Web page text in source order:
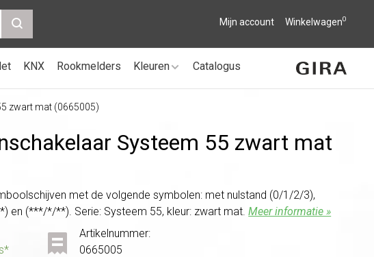
Mijn account Winkelwagen0
KNX Rookmelders Kleuren Catalogus
zwart mat (0665005)
Systeem 55 zwart mat
met de volgende symbolen: met nulstand (0/1/2/3),
en (***/*/**). Serie: Systeem 55, kleur: zwart mat.Meer informatie »
Artikelnummer:
0665005